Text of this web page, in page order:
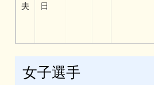
夫
日
女子選手